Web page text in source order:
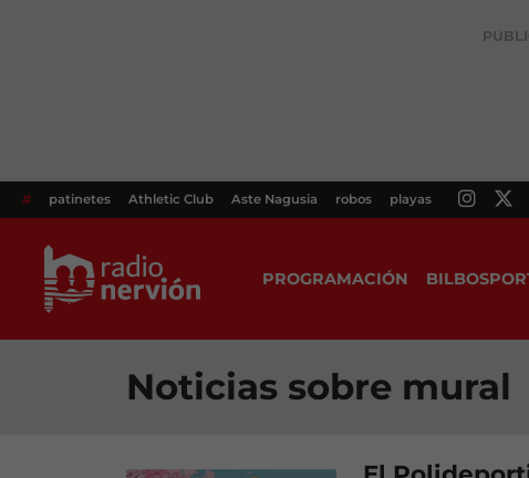
# patinetes Athletic Club Aste Nagusia robos playas
PROGRAMACIÓN
Noticias sobre mural